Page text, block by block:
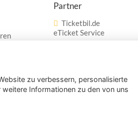
Partner
Ticketbil.de
eTicket Service
zu verbessern, personalisierte
Informationen zu den von uns